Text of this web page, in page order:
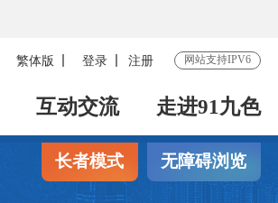
繁体版 登录 注册 网站支持IPV6
互动交流 走进91九色
长者模式 无障碍浏览